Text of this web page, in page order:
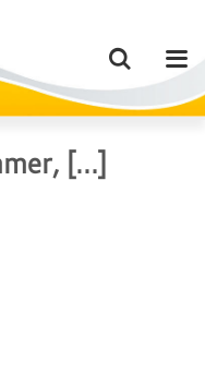
[…]